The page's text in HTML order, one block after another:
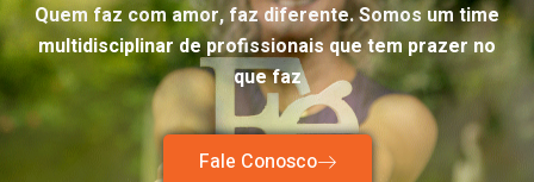
Quem faz com amor, faz diferente. Somos um time
multidisciplinar de profissionais que tem prazer no
que faz
Fale Conosco